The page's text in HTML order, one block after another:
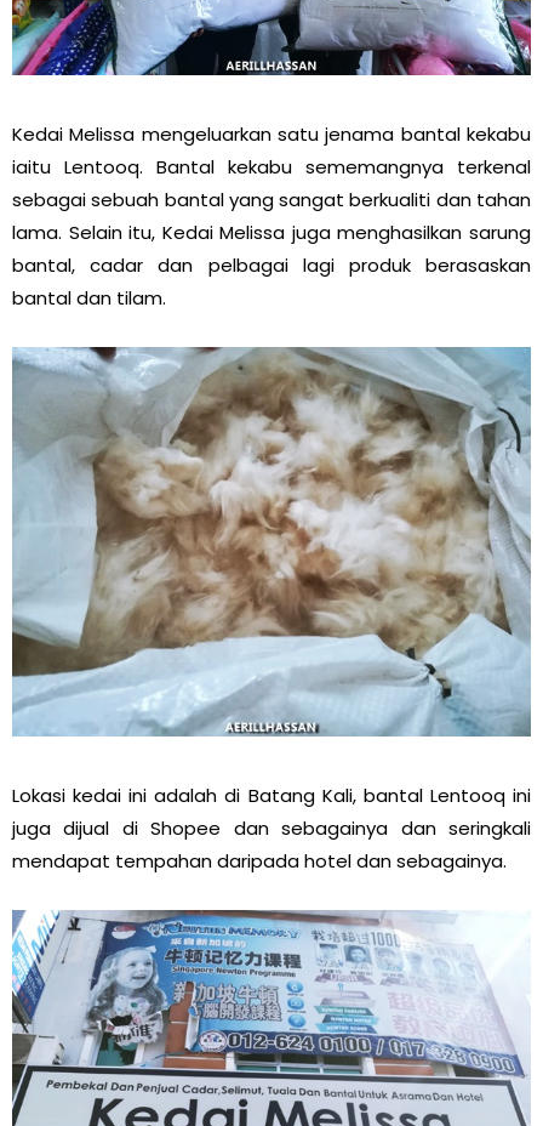
Kedai Melissa mengeluarkan satu jenama bantal kekabu
iaitu Lentooq. Bantal kekabu sememangnya terkenal
sebagai sebuah bantal yang sangat berkualiti dan tahan
lama. Selain itu, Kedai Melissa juga menghasilkan sarung
bantal, cadar dan pelbagai lagi produk berasaskan
bantal dan tilam.
Lokasi kedai ini adalah di Batang Kali, bantal Lentooq ini
juga dijual di Shopee dan sebagainya dan seringkali
mendapat tempahan daripada hotel dan sebagainya.